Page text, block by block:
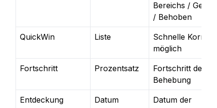
Bereichs /
/ Behoben
QuickWin Liste
Schnelle
möglich
Fortschritt Prozentsatz
Fortschritt der
Behebung
Entdeckung Datum
Datum der